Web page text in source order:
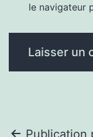
le navigateur
Publication